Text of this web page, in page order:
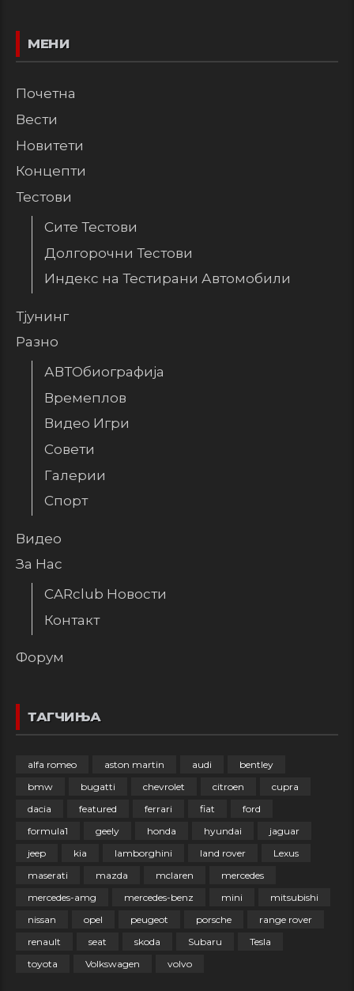
МЕНИ
Почетна
Вести
Новитети
Концепти
Тестови
Сите Тестови
Долгорочни Тестови
Индекс на Тестирани Автомобили
Тјунинг
Разно
АВТОбиографија
Времеплов
Видео Игри
Совети
Галерии
Спорт
Видео
За Нас
CARclub Новости
Контакт
Форум
ТАГЧИЊА
alfa romeo aston martin audi
bentley
bmw
bugatti chevrolet citroen
cupra
dacia
featured ferrari fiat
ford
formula1
geely honda hyundai
jaguar
jeep
kia lamborghini land rover
Lexus
maserati
mazda mclaren
mercedes
mercedes-amg
mercedes-benz mini
mitsubishi
nissan
opel peugeot porsche
range rover
renault
seat skoda Subaru
Tesla
toyota
Volkswagen volvo